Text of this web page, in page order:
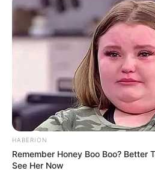
HABERION
Remember Honey Boo Boo? Better
See Her Now